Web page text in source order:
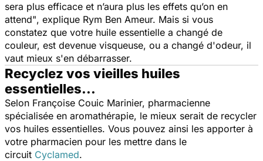
sera plus efficace et n’aura plus les effets qu’on en
attend", explique Rym Ben Ameur. Mais si vous
constatez que votre huile essentielle a changé de
couleur, est devenue visqueuse, ou a changé d'odeur, il
vaut mieux s'en débarrasser.
Recyclez vos vieilles huiles
essentielles...
Selon Françoise Couic Marinier, pharmacienne
spécialisée en aromathérapie, le mieux serait de recycler
vos huiles essentielles. Vous pouvez ainsi les apporter à
votre pharmacien pour les mettre dans le
circuit Cyclamed.